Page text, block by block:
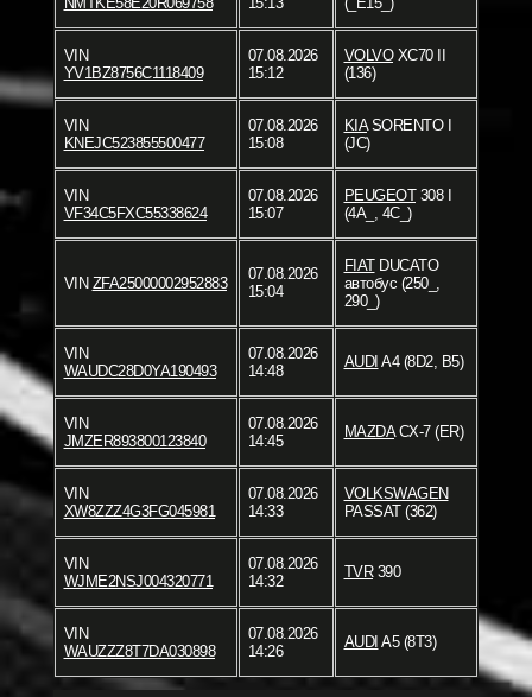
VIN
YV1BZ8756C1118409
07.08.2026
15:12
VOLVOXC70 II
(136)
VIN
KNEJC523855500477
07.08.2026
15:08
KIASORENTO I
(JC)
VIN
VF34C5FXC55338624
07.08.2026
15:07
PEUGEOT308 I
(4A_, 4C_)
VIN ZFA25000002952883
07.08.2026
15:04
FIATDUCATO
автобус (250_,
290_)
VIN
WAUDC28D0YA190493
07.08.2026
14:48
AUDI A4 (8D2, B5)
VIN
JMZER893800123840
07.08.2026
14:45
MAZDACX-7 (ER)
VIN
XW8ZZZ4G3FG045981
07.08.2026
14:33
VOLKSWAGEN
PASSAT (362)
VIN
WJME2NSJ004320771
07.08.2026
14:32
TVR390
VIN
WAUZZZ8T7DA030898
07.08.2026
14:26
AUDI A5 (8T3)